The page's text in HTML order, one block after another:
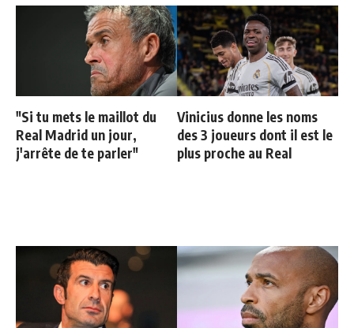
"Si tu mets le maillot du
Real Madrid un jour,
j'arrête de te parler"
Vinicius donne les noms
des 3 joueurs dont il est le
plus proche au Real